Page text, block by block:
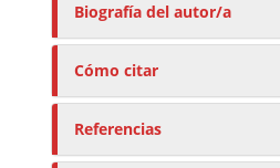
Biografía del autor/a
Cómo citar
Referencias